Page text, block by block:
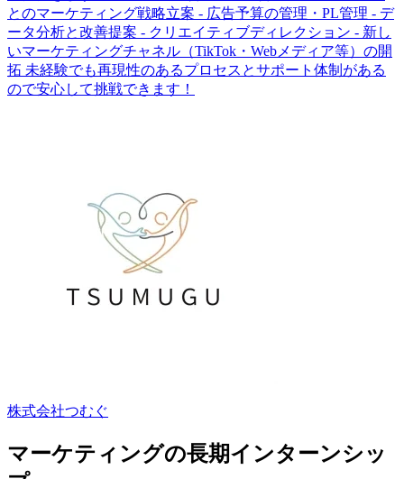
とのマーケティング戦略立案 - 広告予算の管理・PL管理 - デ
ータ分析と改善提案 - クリエイティブディレクション - 新し
いマーケティングチャネル（TikTok・Webメディア等）の開
拓 未経験でも再現性のあるプロセスとサポート体制がある
ので安心して挑戦できます！
株式会社つむぐ
マーケティングの長期インターンシッ